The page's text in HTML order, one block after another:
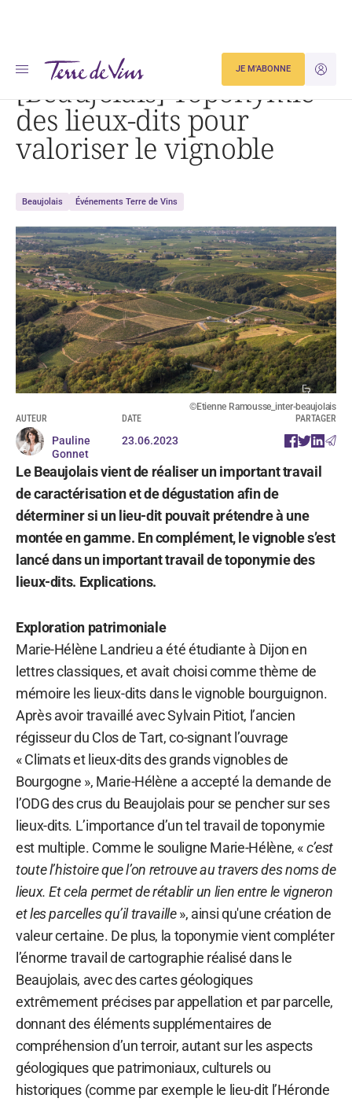
JE
JE M'ABONNE
Accueil Dégustation [Beaujolais] Toponymie des lieux-dits pour valoriser le vignoble
[Beaujolais] Toponymie
des lieux-dits pour
valoriser le vignoble
Beaujolais Événements Terre de Vins
©Etienne Ramousse_inter-beaujolais
AUTEUR
Pauline
Gonnet
DATE
23.06.2023
PARTAGER
Le Beaujolais vient de réaliser un important travail
de caractérisation et de dégustation afin de
déterminer si un lieu-dit pouvait prétendre à une
montée en gamme. En complément, le vignoble s’est
lancé dans un important travail de toponymie des
lieux-dits. Explications.
Exploration patrimoniale
Marie-Hélène Landrieu a été étudiante à Dijon en
lettres classiques, et avait choisi comme thème de
mémoire les lieux-dits dans le vignoble bourguignon.
Après avoir travaillé avec Sylvain Pitiot, l’ancien
régisseur du Clos de Tart, co-signant l’ouvrage
« Climats et lieux-dits des grands vignobles de
Bourgogne », Marie-Hélène a accepté la demande de
l’ODG des crus du Beaujolais pour se pencher sur ses
lieux-dits. L’importance d’un tel travail de toponymie
est multiple. Comme le souligne Marie-Hélène, «c’est
toute l’histoire que l’on retrouve au travers des noms de
lieux. Et cela permet de rétablir un lien entre le vigneron
et les parcelles qu’il travaille», ainsi qu'une création de
valeur certaine. De plus, la toponymie vient compléter
l’énorme travail de cartographie réalisé dans le
Beaujolais, avec des cartes géologiques
extrêmement précises par appellation et par parcelle,
donnant des éléments supplémentaires de
compréhension d’un terroir, autant sur les aspects
géologiques que patrimoniaux, culturels ou
historiques (comme par exemple le lieu-dit l’Héronde